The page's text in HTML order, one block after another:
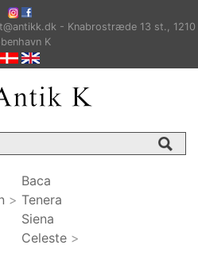
- Knabrostræde 13 st., 1210
K
>
Baca
Tenera
Siena
Celeste >